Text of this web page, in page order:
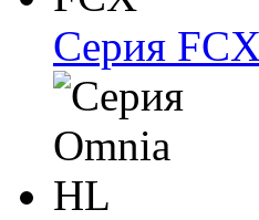
Серия FCX